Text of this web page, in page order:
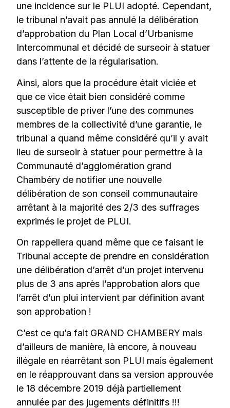
une incidence sur le PLUI adopté. Cependant,
le tribunal n’avait pas annulé la délibération
d’approbation du Plan Local d’Urbanisme
Intercommunal et décidé de surseoir à statuer
dans l’attente de la régularisation.
Ainsi, alors que la procédure était viciée et
que ce vice était bien considéré comme
susceptible de priver l’une des communes
membres de la collectivité d’une garantie, le
tribunal a quand même considéré qu’il y avait
lieu de surseoir à statuer pour permettre à la
Communauté d’agglomération grand
Chambéry de notifier une nouvelle
délibération de son conseil communautaire
arrêtant à la majorité des 2/3 des suffrages
exprimés le projet de PLUI.
On rappellera quand même que ce faisant le
Tribunal accepte de prendre en considération
une délibération d’arrêt d’un projet intervenu
plus de 3 ans après l’approbation alors que
l’arrêt d’un plui intervient par définition avant
son approbation !
C’est ce qu’a fait GRAND CHAMBERY mais
d’ailleurs de manière, là encore, à nouveau
illégale en réarrêtant son PLUI mais également
en le réapprouvant dans sa version approuvée
le 18 décembre 2019 déjà partiellement
annulée par des jugements définitifs !!!